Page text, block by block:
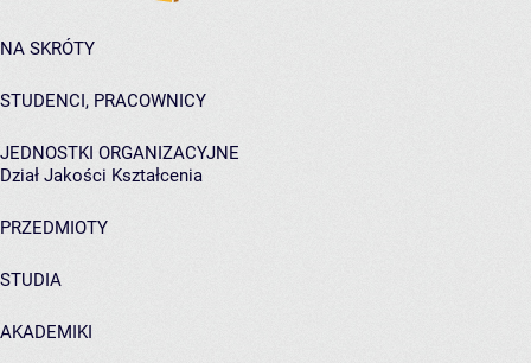
NA SKRÓTY
STUDENCI, PRACOWNICY
JEDNOSTKI ORGANIZACYJNE
Dział Jakości Kształcenia
PRZEDMIOTY
STUDIA
AKADEMIKI